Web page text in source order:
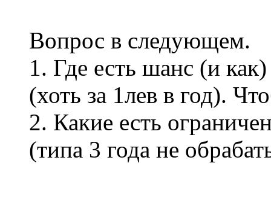
Вопрос в следующем.
1. Где есть шанс (и
(хоть за 1лев в год).
2. Какие есть
(типа 3 года не